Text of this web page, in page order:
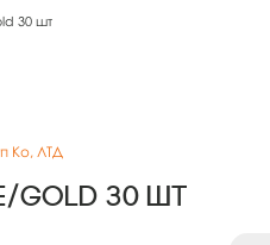
30 шт
Ко, ЛТД
gold 30 шт